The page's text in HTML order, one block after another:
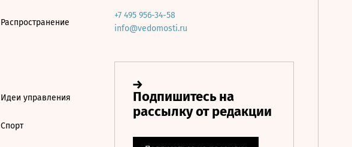
Распространение
Идеи управления
Спорт
+7 495 956-34-58
info@vedomosti.ru